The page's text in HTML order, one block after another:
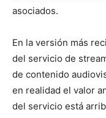
asociados.
En la versión más
del servicio de
de contenido
en realidad el valor
del servicio está